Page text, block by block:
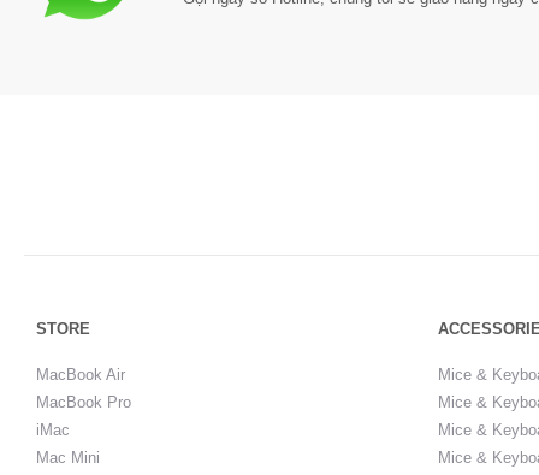
STORE
MacBook Air
MacBook Pro
iMac
Mac Mini
Mice &
Mice &
Mice &
Mice &